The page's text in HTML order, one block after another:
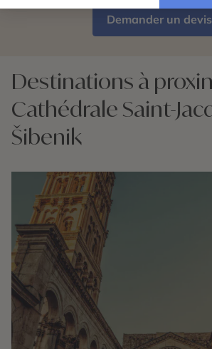
Demander un devis
Destinations à
Cathédrale Saint-
Šibenik